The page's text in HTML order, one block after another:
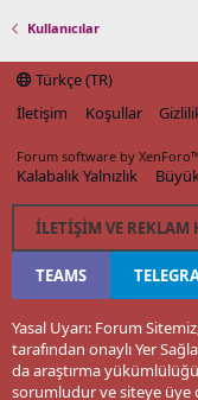
Kullanıcılar
Türkçe (TR)
İletişim
Koşullar
Forum software by
Kalabalık Yalnızlık
İLETIŞIM VE
TEAMS
Yasal Uyarı: Forum
tarafından onaylı Yer
da araştırma
sorumludur ve siteye